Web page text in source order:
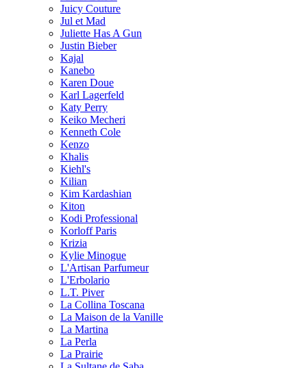
Juicy Couture
Jul et Mad
Juliette Has A Gun
Justin Bieber
Kajal
Kanebo
Karen Doue
Karl Lagerfeld
Katy Perry
Keiko Mecheri
Kenneth Cole
Kenzo
Khalis
Kiehl's
Kilian
Kim Kardashian
Kiton
Kodi Professional
Korloff Paris
Krizia
Kylie Minogue
L'Artisan Parfumeur
L'Erbolario
L.T. Piver
La Collina Toscana
La Maison de la Vanille
La Martina
La Perla
La Prairie